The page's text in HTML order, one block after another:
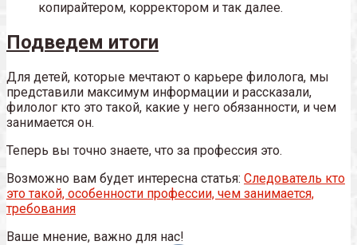
копирайтером, корректором и так далее.
Подведем итоги
Для детей, которые мечтают о карьере филолога, мы
представили максимум информации и рассказали,
филолог кто это такой, какие у него обязанности, и чем
занимается он.
Теперь вы точно знаете, что за профессия это.
Возможно вам будет интересна статья: Следователь кто
это такой, особенности профессии, чем занимается,
требования
Ваше мнение, важно для нас!